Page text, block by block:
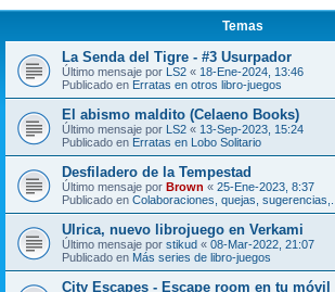
Temas
La Senda del Tigre - #3 Usurpador
Último mensaje por LS2 « 18-Ene-2024, 13:46
Publicado en Erratas en otros libro-juegos
El abismo maldito (Celaeno Books)
Último mensaje por LS2 « 13-Sep-2023, 15:24
Publicado en Erratas en Lobo Solitario
Desfiladero de la Tempestad
Último mensaje por Brown « 25-Ene-2023, 8:37
Publicado en Colaboraciones, quejas, sugerencias,...
Ulrica, nuevo librojuego en Verkami
Último mensaje por stikud « 08-Mar-2022, 21:07
Publicado en Más series de libro-juegos
City Escapes - Escape room en tu móvil